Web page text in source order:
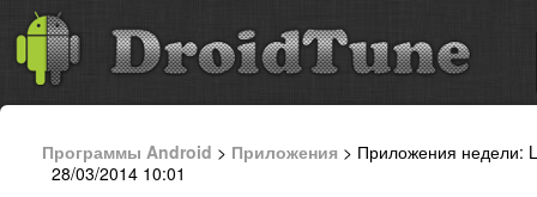
Программы Android > Приложения > Приложения недели:
28/03/2014 10:01